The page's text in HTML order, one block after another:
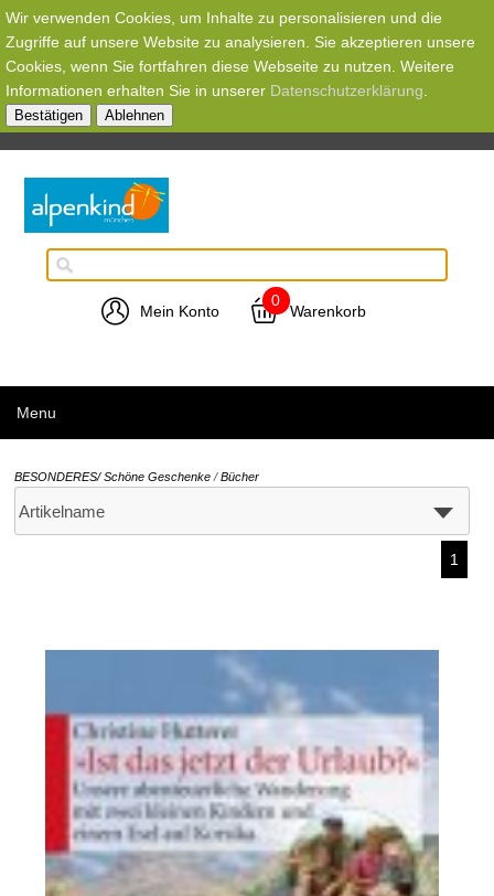
Wir verwenden Cookies, um Inhalte zu personalisieren und die
Zugriffe auf unsere Website zu analysieren. Sie akzeptieren unsere
Cookies, wenn Sie fortfahren diese Webseite zu nutzen. Weitere
Informationen erhalten Sie in unserer Datenschutzerklärung
Bestätigen Ablehnen
Mein Konto
0
Warenkorb
Menu
BESONDERES/ Schöne Geschenke /Bücher
1